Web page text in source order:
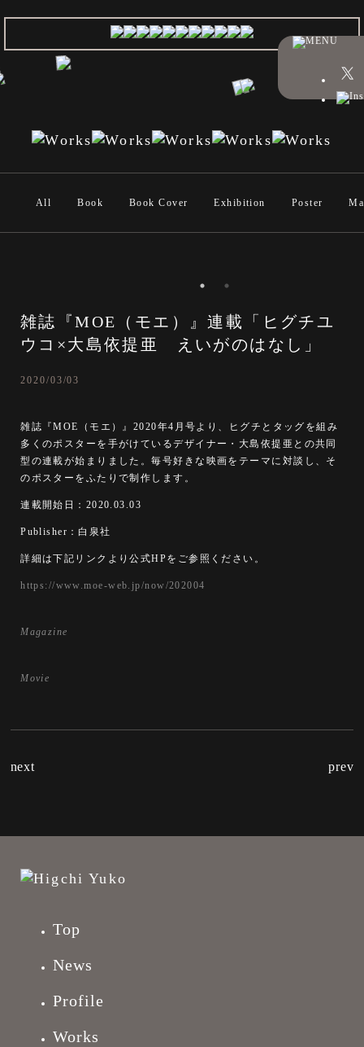
All Book Book Cover Exhibition Poster
雑誌『MOE（モエ）』連載「ヒグチユ
ウコ×大島依提亜 えいがのはなし」
2020/03/03
雑誌『MOE（モエ）』2020年4月号より、ヒグチとタッグを組み
多くのポスターを手がけているデザイナー・大島依提亜との共同
型の連載が始まりました。毎号好きな映画をテーマに対談し、そ
のポスターをふたりで制作します。
連載開始日：2020.03.03
Publisher：白泉社
詳細は下記リンクより公式HPをご参照ください。
https://www.moe-web.jp/now/202004
Magazine
Movie
prev
next
Top
News
Profile
Works